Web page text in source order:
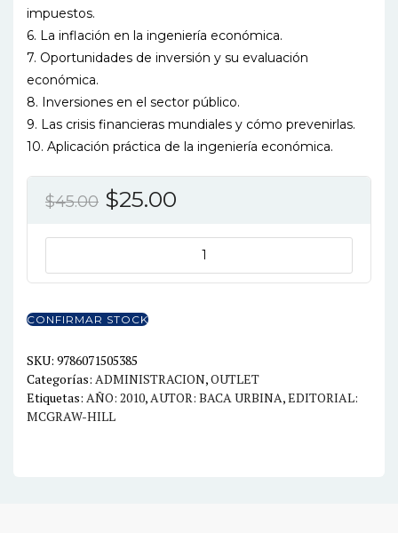
impuestos.
6. La inflación en la ingeniería económica.
7. Oportunidades de inversión y su evaluación
económica.
8. Inversiones en el sector público.
9. Las crisis financieras mundiales y cómo prevenirlas.
10. Aplicación práctica de la ingeniería económica.
$45.00 El
era:
$25.00
actual
es:
ECONOMICA
cantidad
CONFIRMAR STOCK
SKU: 9786071505385
Categorías: ADMINISTRACION,OUTLET
Etiquetas: AÑO: 2010, AUTOR: BACA URBINA,EDITORIAL:
MCGRAW-HILL